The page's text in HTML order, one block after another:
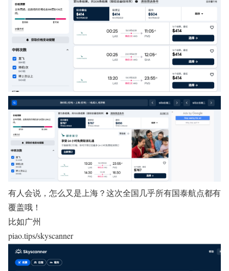
有人会说，怎么又是上海？这次全国几乎所有国泰航点都有
覆盖哦！
比如广州
piao.tips/skyscanner